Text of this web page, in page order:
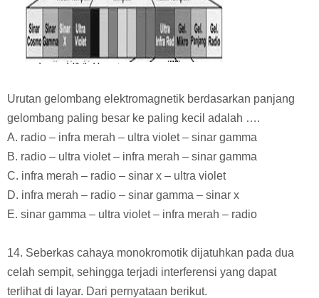
Urutan gelombang elektromagnetik berdasarkan panjang
gelombang paling besar ke paling kecil adalah ….
A. radio – infra merah – ultra violet – sinar gamma
B. radio – ultra violet – infra merah – sinar gamma
C. infra merah – radio – sinar x – ultra violet
D. infra merah – radio – sinar gamma – sinar x
E. sinar gamma – ultra violet – infra merah – radio
14. Seberkas cahaya monokromotik dijatuhkan pada dua
celah sempit, sehingga terjadi interferensi yang dapat
terlihat di layar. Dari pernyataan berikut.